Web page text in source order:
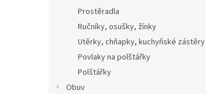
Prostěradla
Ručníky, osušky, žínky
Utěrky, chňapky, kuchyňské zástěry
Povlaky na polštářky
Polštářky
Obuv